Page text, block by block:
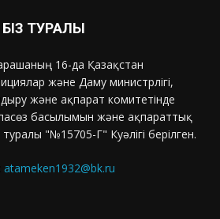
БІЗ ТУРАЛЫ
16-да Қазақстан
және Даму министрлігі,
және ақпарат комитетінде
басылымын және ақпараттық
"№15705-Г" Куәлігі берілген.
atameken1932@bk.ru